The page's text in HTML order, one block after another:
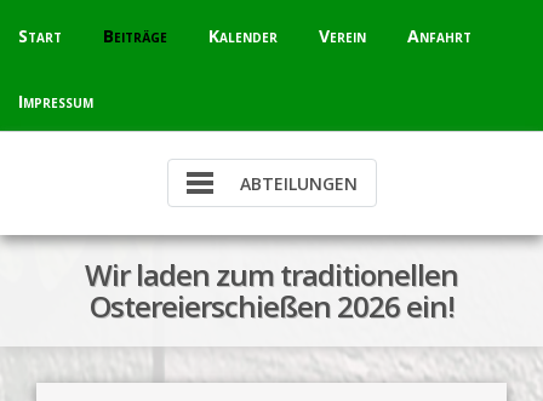
Start Beiträge Kalender Verein Anfahrt
Impressum
Wir laden zum traditionellen
Ostereierschießen 2026 ein!